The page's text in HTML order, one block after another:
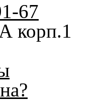
67
корп.1